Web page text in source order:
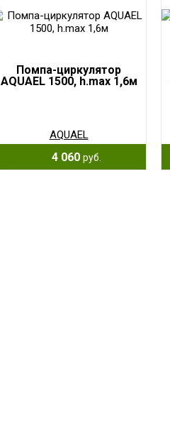
Помпа-циркулятор
AQUAEL 1500, h.max 1,6м
AQUAEL
4 060 руб.